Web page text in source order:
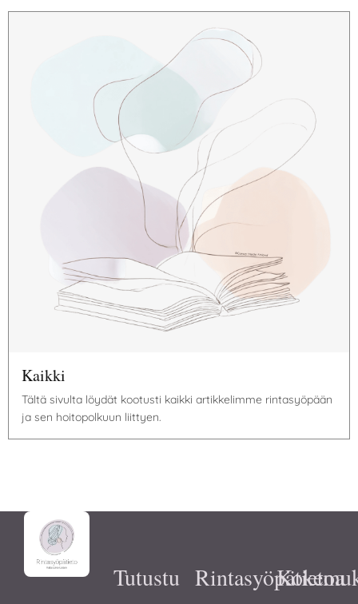
Kaikki
Tältä sivulta löydät kootusti kaikki artikkelimme rintasyöpään
ja sen hoitopolkuun liittyen.
Tutustu Rintasyöpätietoa